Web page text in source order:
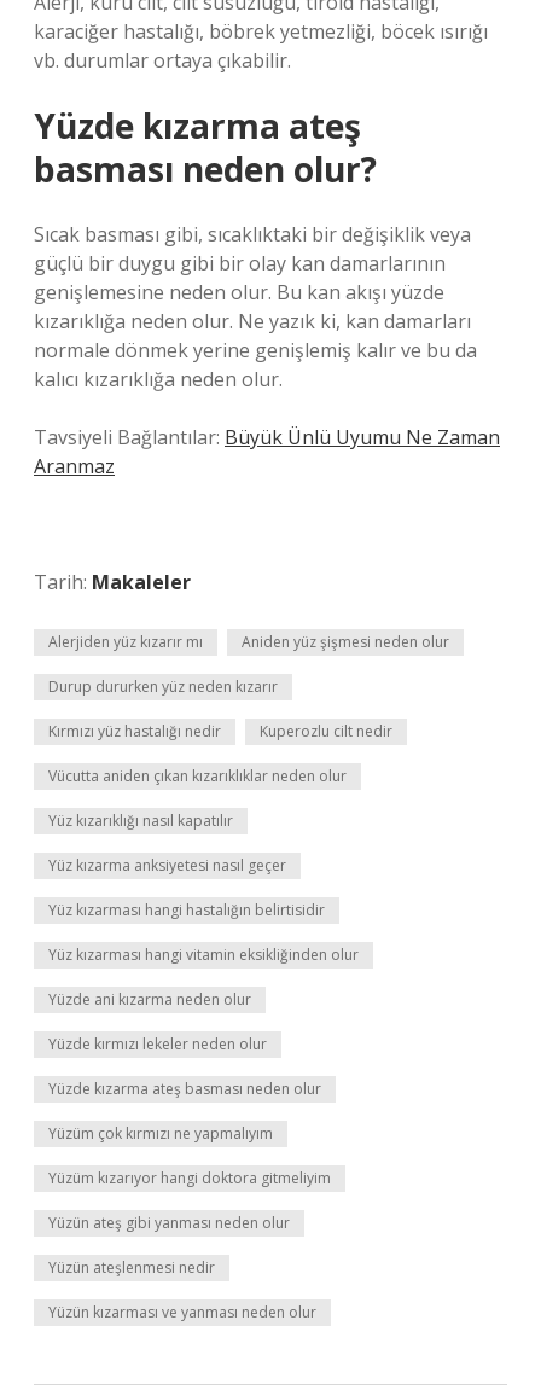
karaciğer hastalığı, böbrek yetmezliği, böcek ısırığı
vb. durumlar ortaya çıkabilir.
Yüzde kızarma ateş
basması neden olur?
Sıcak basması gibi, sıcaklıktaki bir değişiklik veya
güçlü bir duygu gibi bir olay kan damarlarının
genişlemesine neden olur. Bu kan akışı yüzde
kızarıklığa neden olur. Ne yazık ki, kan damarları
normale dönmek yerine genişlemiş kalır ve bu da
kalıcı kızarıklığa neden olur.
Tavsiyeli Bağlantılar: Büyük Ünlü Uyumu Ne Zaman
Aranmaz
Tarih: Makaleler
Alerjiden yüz kızarır mı Aniden yüz şişmesi neden olur
Durup dururken yüz neden kızarır
Kırmızı yüz hastalığı nedir Kuperozlu cilt nedir
Vücutta aniden çıkan kızarıklıklar neden olur
Yüz kızarıklığı nasıl kapatılır
Yüz kızarma anksiyetesi nasıl geçer
Yüz kızarması hangi hastalığın belirtisidir
Yüz kızarması hangi vitamin eksikliğinden olur
Yüzde ani kızarma neden olur
Yüzde kırmızı lekeler neden olur
Yüzde kızarma ateş basması neden olur
Yüzüm çok kırmızı ne yapmalıyım
Yüzüm kızarıyor hangi doktora gitmeliyim
Yüzün ateş gibi yanması neden olur
Yüzün ateşlenmesi nedir
Yüzün kızarması ve yanması neden olur